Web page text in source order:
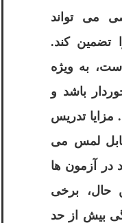
می تواند
تضمین کند.
به ویژه
باشد و
مزایا تدریس
لمس می
در آزمون ها
حال، برخی
بیش از حد